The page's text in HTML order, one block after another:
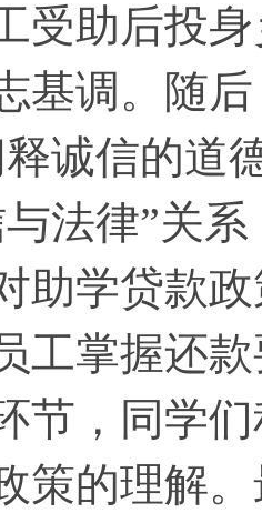
受助后投
基调。随
诚信的道
法律”关
助学贷款
工掌握还
节，同学
策的理解